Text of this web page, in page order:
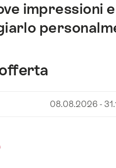
impressioni
08.08.2026 -